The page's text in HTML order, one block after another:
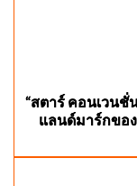
“สตาร์ คอนเวนชั่
แลนด์มาร์กขอ